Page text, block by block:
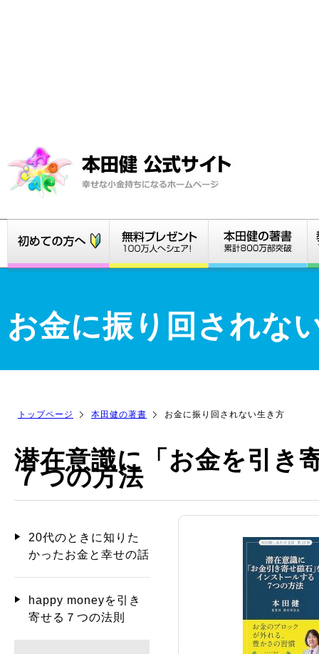
お金に振り回されな
トップページ 本田健の著書 お金に振り回されない生き方
潜在意識に「お金を引き
７つの方法
20代のときに知りた
かったお金と幸せの話
happy moneyを引き
寄せる７つの法則